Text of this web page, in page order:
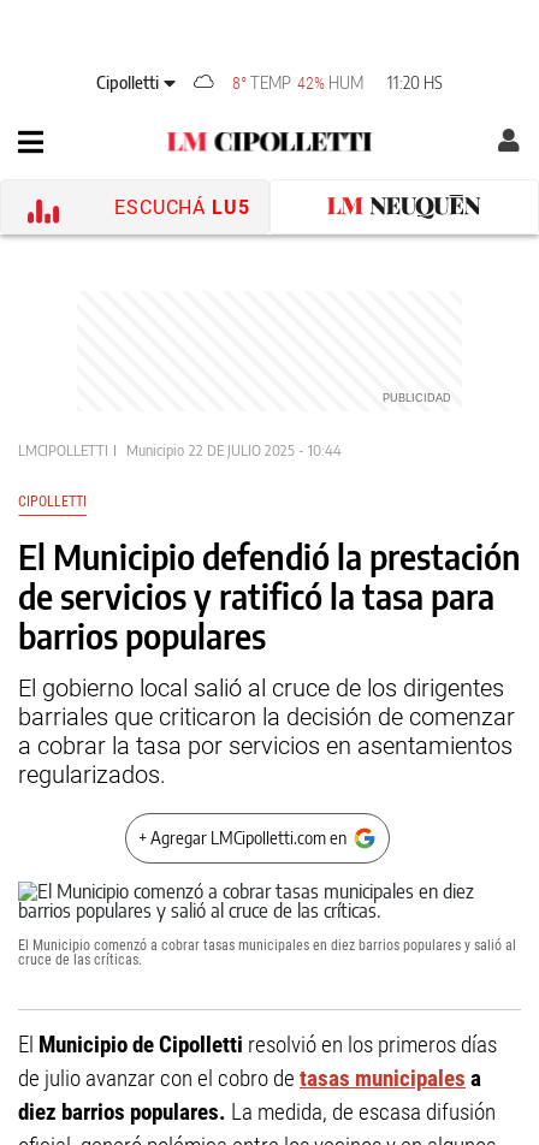
Cipolletti 8° TEMP 42% HUM 11:20 HS
ESCUCHÁ LU5
LMCIPOLLETTI Municipio 22 DE JULIO 2025 - 10:44
CIPOLLETTI
El Municipio defendió la prestación
de servicios y ratificó la tasa para
barrios populares
El gobierno local salió al cruce de los dirigentes
barriales que criticaron la decisión de comenzar
a cobrar la tasa por servicios en asentamientos
regularizados.
+ Agregar LMCipolletti.com en
El Municipio comenzó a cobrar tasas municipales en diez barrios populares y salió al
cruce de las críticas.
El Municipio de Cipolletti resolvió en los primeros días
de julio avanzar con el cobro de tasas municipales a
diez barrios populares. La medida, de escasa difusión